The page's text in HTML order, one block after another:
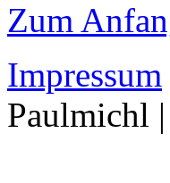
Zum
Impressum
Paulmichl |